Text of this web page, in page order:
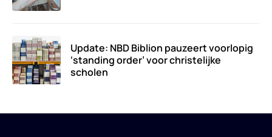
Update: NBD Biblion pauzeert voorlopig
‘standing order’ voor christelijke
scholen